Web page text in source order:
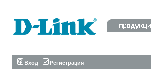
Вход Регистрация